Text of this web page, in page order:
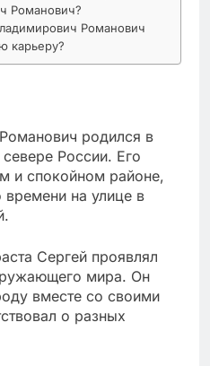
Романович?
Романович
карьеру?
родился в
России. Его
и спокойном районе,
на улице в
Сергей проявлял
мира. Он
вместе со своими
о разных